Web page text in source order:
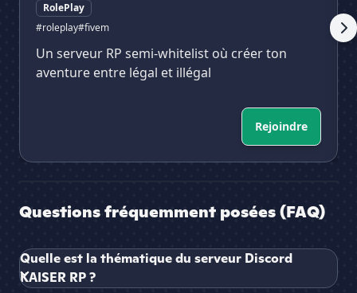
RolePlay
#roleplay#fivem
Un serveur RP semi-whitelist où créer ton
aventure entre légal et illégal
Rejoindre
Questions fréquemment posées (FAQ)
Quelle est la thématique du serveur Discord
KAISER RP ?